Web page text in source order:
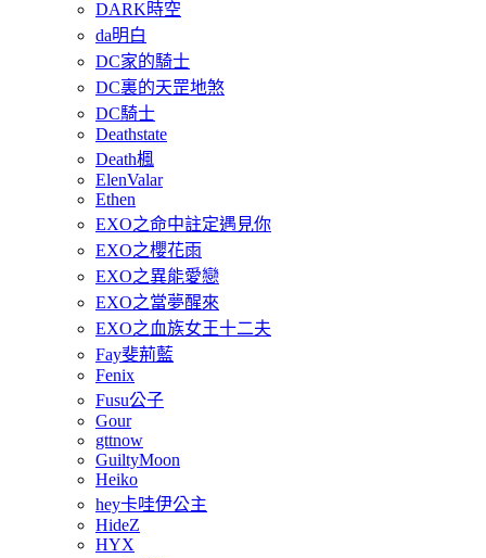
DARK時空
da明白
DC家的騎士
DC裏的天罡地煞
DC騎士
Deathstate
Death楓
ElenValar
Ethen
EXO之命中註定遇見你
EXO之櫻花雨
EXO之異能愛戀
EXO之當夢醒來
EXO之血族女王十二夫
Fay斐荊藍
Fenix
Fusu公子
Gour
gttnow
GuiltyMoon
Heiko
hey卡哇伊公主
HideZ
HYX